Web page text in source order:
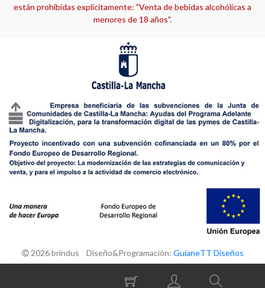
están prohibidas explícitamente: "Venta de bebidas alcohólicas a
menores de 18 años".
2026 brindus Diseño&Programación: GuianeTT Diseños